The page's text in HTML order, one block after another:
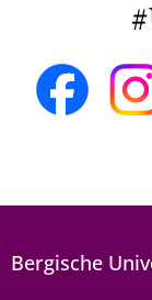
Bergische